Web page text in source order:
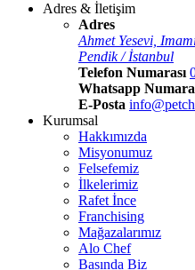
Adres & İletişim
Adres
Ahmet Yesevi,
Pendik / İstanbul
Telefon Numarası
Whatsapp
E-Posta
Kurumsal
Hakkımızda
Misyonumuz
Felsefemiz
İlkelerimiz
Rafet İnce
Franchising
Mağazalarımız
Alo Chef
Basında Biz